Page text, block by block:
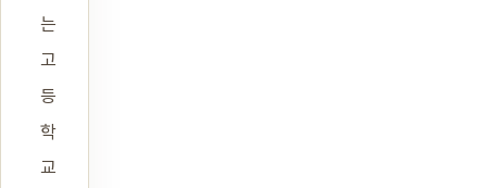
는
고
등
학
교